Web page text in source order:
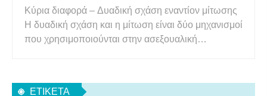
Κύρια διαφορά – Δυαδική σχάση εναντίον μίτωσης
Η δυαδική σχάση και η μίτωση είναι δύο μηχανισμοί
που χρησιμοποιούνται στην ασεξουαλική
θυγατρικούς οργανισμούς κατά τη διάρκεια της
ΕΤΙΚΈΤΑ